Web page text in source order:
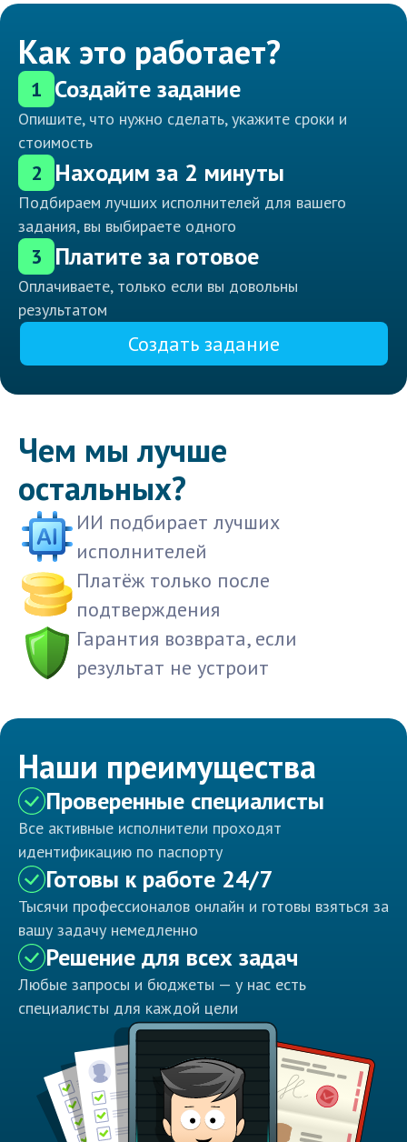
Как это работает?
1 Создайте задание
Опишите, что нужно сделать, укажите сроки и
стоимость
2 Находим за 2 минуты
Подбираем лучших исполнителей для вашего
задания, вы выбираете одного
3 Платите за готовое
Оплачиваете, только если вы довольны
результатом
Создать задание
Чем мы лучше
остальных?
ИИ подбирает лучших
исполнителей
Платёж только после
подтверждения
Гарантия возврата, если
результат не устроит
Наши преимущества
Проверенные специалисты
Все активные исполнители проходят
идентификацию по паспорту
Готовы к работе 24/7
Тысячи профессионалов онлайн и готовы взяться за
вашу задачу немедленно
Решение для всех задач
Любые запросы и бюджеты — у нас есть
специалисты для каждой цели